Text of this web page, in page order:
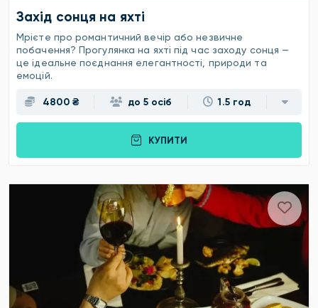
Захід сонця на яхті
Мрієте про романтичний вечір або незвичне
побачення? Прогулянка на яхті під час заходу сонця —
це ідеальне поєднання елегантності, природи та
емоцій.
4800 ₴ до 5 осіб 1.5 год
КУПИТИ